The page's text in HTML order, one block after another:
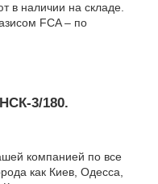
в наличии на складе.
FCA – по
3/180.
компанией по все
как Киев, Одесса,